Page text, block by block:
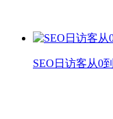
SEO日访客从0